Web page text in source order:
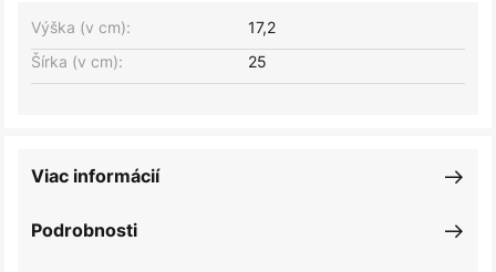
Šírka (v cm): 25
Výška (v cm): 17,2
Podrobnosti
Viac informácií